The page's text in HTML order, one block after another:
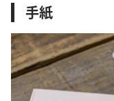
手紙